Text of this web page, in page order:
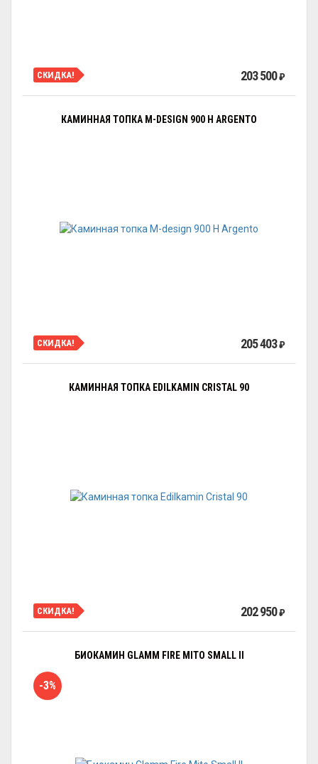
СКИДКА! 203 500₽
КАМИННАЯ ТОПКА M-DESIGN 900 H ARGENTO
СКИДКА! 205 403₽
КАМИННАЯ ТОПКА EDILKAMIN CRISTAL 90
СКИДКА! 202 950₽
БИОКАМИН GLAMM FIRE MITO SMALL II
-3%